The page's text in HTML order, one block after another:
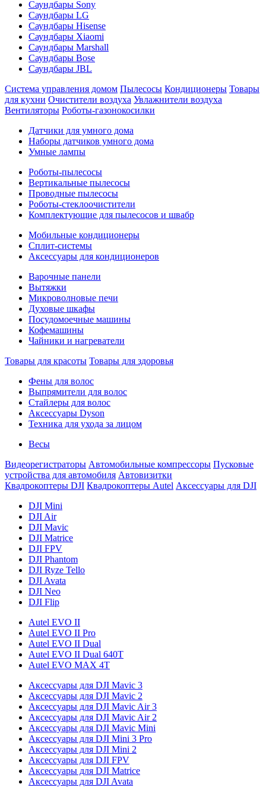
Саундбары Sony
Саундбары LG
Саундбары Hisense
Саундбары Xiaomi
Саундбары Marshall
Саундбары Bose
Саундбары JBL
Система управления домом Пылесосы Кондиционеры Товары
для кухни Очистители воздуха Увлажнители воздуха
Вентиляторы Роботы-газонокосилки
Датчики для умного дома
Наборы датчиков умного дома
Умные лампы
Роботы-пылесосы
Вертикальные пылесосы
Проводные пылесосы
Роботы-стеклоочистители
Комплектующие для пылесосов и швабр
Мобильные кондиционеры
Сплит-системы
Аксессуары для кондиционеров
Варочные панели
Вытяжки
Микроволновые печи
Духовые шкафы
Посудомоечные машины
Кофемашины
Чайники и нагреватели
Товары для красоты Товары для здоровья
Фены для волос
Выпрямители для волос
Стайлеры для волос
Аксессуары Dyson
Техника для ухода за лицом
Весы
Видеорегистраторы Автомобильные компрессоры Пусковые
устройства для автомобиля Автовизитки
Квадрокоптеры DJI Квадрокоптеры Autel Аксессуары для DJI
DJI Mini
DJI Air
DJI Mavic
DJI Matrice
DJI FPV
DJI Phantom
DJI Ryze Tello
DJI Avata
DJI Neo
DJI Flip
Autel EVO II
Autel EVO II Pro
Autel EVO II Dual
Autel EVO II Dual 640T
Autel EVO MAX 4T
Аксессуары для DJI Mavic 3
Аксессуары для DJI Mavic 2
Аксессуары для DJI Mavic Air 3
Аксессуары для DJI Mavic Air 2
Аксессуары для DJI Mavic Mini
Аксессуары для DJI Mini 3 Pro
Аксессуары для DJI Mini 2
Аксессуары для DJI FPV
Аксессуары для DJI Matrice
Аксессуары для DJI Avata